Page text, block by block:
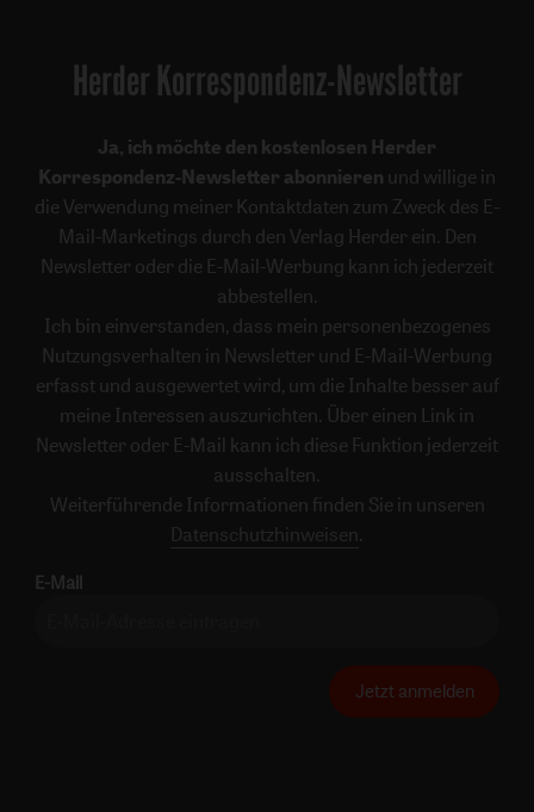
Herder Korrespondenz-Newsletter
Ja, ich möchte den kostenlosen Herder
Korrespondenz-Newsletter abonnieren und willige in
die Verwendung meiner Kontaktdaten zum Zweck des E-
Mail-Marketings durch den Verlag Herder ein. Den
Newsletter oder die E-Mail-Werbung kann ich jederzeit
abbestellen.
Ich bin einverstanden, dass mein personenbezogenes
Nutzungsverhalten in Newsletter und E-Mail-Werbung
erfasst und ausgewertet wird, um die Inhalte besser auf
meine Interessen auszurichten. Über einen Link in
Newsletter oder E-Mail kann ich diese Funktion jederzeit
ausschalten.
Weiterführende Informationen finden Sie in unseren
Datenschutzhinweisen .
E-Mail
Jetzt anmelden